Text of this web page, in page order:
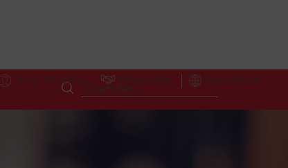
Accès Hôteliers Partnerships International